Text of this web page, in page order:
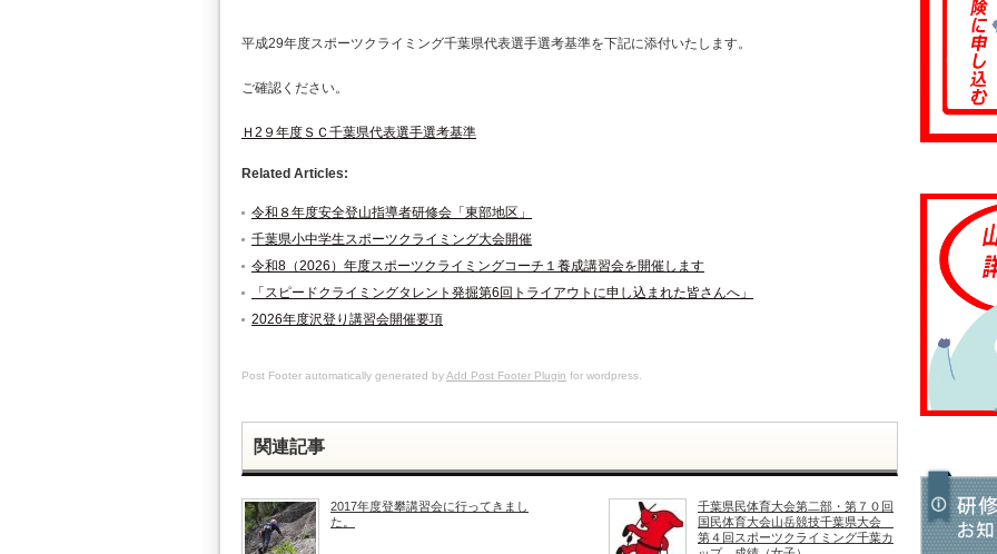
平成29年度スポーツクライミング千葉県代表選手選考基準を下記に添付いたします。
ご確認ください。
Ｈ2９年度ＳＣ千葉県代表選手選考基準
Related Articles:
令和８年度安全登山指導者研修会「東部地区」
千葉県小中学生スポーツクライミング大会開催
令和8（2026）年度スポーツクライミングコーチ１養成講習会を開催します
「スピードクライミングタレント発掘第6回トライアウトに申し込まれた皆さんへ」
2026年度沢登り講習会開催要項
Post Footer automatically generated byAdd Post Footer Plugin for wordpress.
関連記事
2017年度登攀講習会に行ってきまし
た。
千葉県民体育大会第二部・第７０回
国民体育大会山岳競技千葉県大会
第４回スポーツクライミング千葉カ